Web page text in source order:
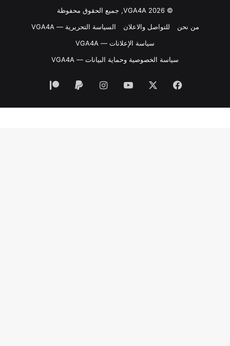
© VGA4A 2026, جميع الحقوق محفوظة
من نحن
للتواصل والاعلان
السياسة التحريرية — VGA4A
سياسة الإعلانات — VGA4A
سياسة الخصوصية وحماية البيانات — VGA4A
فيسبوك ‫YouTubeانستقرام
‏Paypal
‫Patreon